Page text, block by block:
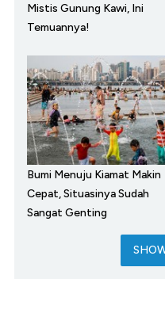
Mistis Gunung Kawi, Ini
Temuannya!
Bumi Menuju Kiamat Makin
Cepat, Situasinya Sudah
Sangat Genting